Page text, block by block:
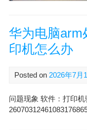
华为电脑arm
印机怎么办
Posted on 2026年7月
问题现象 软件：打印机